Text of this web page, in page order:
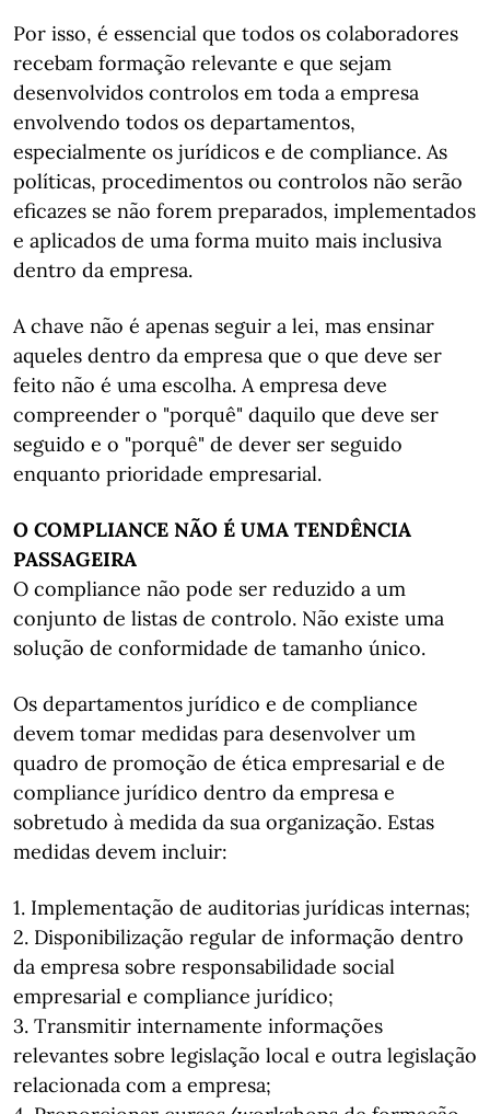
Por isso, é essencial que todos os colaboradores
recebam formação relevante e que sejam
desenvolvidos controlos em toda a empresa
envolvendo todos os departamentos,
especialmente os jurídicos e de compliance. As
políticas, procedimentos ou controlos não serão
eficazes se não forem preparados, implementados
e aplicados de uma forma muito mais inclusiva
dentro da empresa.
A chave não é apenas seguir a lei, mas ensinar
aqueles dentro da empresa que o que deve ser
feito não é uma escolha. A empresa deve
compreender o "porquê" daquilo que deve ser
seguido e o "porquê" de dever ser seguido
enquanto prioridade empresarial.
O COMPLIANCE NÃO É UMA TENDÊNCIA
PASSAGEIRA
O compliance não pode ser reduzido a um
conjunto de listas de controlo. Não existe uma
solução de conformidade de tamanho único.
Os departamentos jurídico e de compliance
devem tomar medidas para desenvolver um
quadro de promoção de ética empresarial e de
compliance jurídico dentro da empresa e
sobretudo à medida da sua organização. Estas
medidas devem incluir:
1. Implementação de auditorias jurídicas internas;
2. Disponibilização regular de informação dentro
da empresa sobre responsabilidade social
empresarial e compliance jurídico;
3. Transmitir internamente informações
relevantes sobre legislação local e outra legislação
relacionada com a empresa;